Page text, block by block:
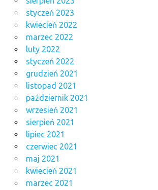
styczeń 2023
kwiecień 2022
marzec 2022
luty 2022
styczeń 2022
grudzień 2021
listopad 2021
październik 2021
wrzesień 2021
sierpień 2021
lipiec 2021
czerwiec 2021
maj 2021
kwiecień 2021
marzec 2021